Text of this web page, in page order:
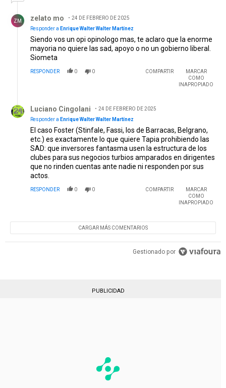
impresentables. Y NO HAGAN NEGOCIOS CON MAFIOSOS.
ZM zelato mo
24 DE FEBRERO DE 2025
Responder a Enrique Walter Walter Martínez
Siendo vos un opi opinologo mas, te aclaro que la enorme
mayoria no quiere las sad, apoyo o no un gobierno liberal.
Siometa
RESPONDER 0 0 COMPARTIR
MARCAR
COMO
INAPROPIADO
Luciano Cingolani
24 DE FEBRERO DE 2025
Responder a Enrique Walter Walter Martínez
El caso Foster (Stinfale, Fassi, los de Barracas, Belgrano,
etc.) es exactamente lo que quiere Tapia prohibiendo las
SAD: que inversores fantasma usen la estructura de los
clubes para sus negocios turbios amparados en dirigentes
que no rinden cuentas ante nadie ni responden por sus
actos.
RESPONDER 0 0 COMPARTIR
MARCAR
COMO
INAPROPIADO
CARGAR MÁS COMENTARIOS
Gestionado por
PUBLICIDAD